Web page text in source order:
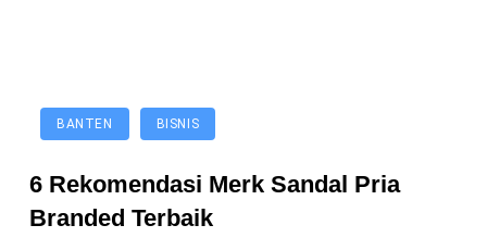
BANTEN BISNIS
6 Rekomendasi Merk Sandal Pria
Branded Terbaik